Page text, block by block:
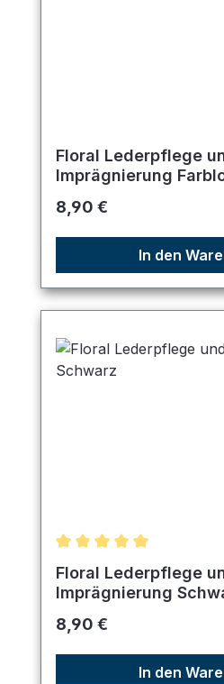
Floral Lederpflege
Imprägnierung
Regulärer Preis:
8,90 €
In den
Durchschnittliche
Floral Lederpflege
Imprägnierung
Regulärer Preis:
8,90 €
In den